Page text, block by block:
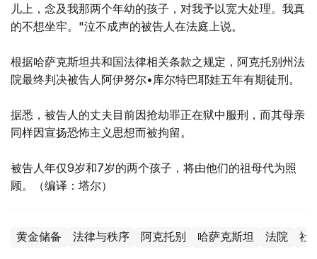
儿上，念及我那两个年幼的孩子，对我予以宽大处理。我真
的不想坐牢。"泣不成声的被告人在法庭上说。
根据哈萨克斯坦共和国法律相关条款之规定，阿克托别州法
院最终判决被告人阿伊努尔•库尔特巴耶娃五年有期徒刑。
据悉，被告人的丈夫目前因抢劫罪正在狱中服刑，而其母亲
同样因宣扬恐怖主义思想而被拘留。
被告人年仅9岁和7岁的两个孩子，将由他们的祖母代为照
顾。（编译：塔尔）
黄金储备 法律与秩序 阿克托别 哈萨克斯坦 法院 社